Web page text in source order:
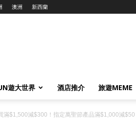
澳洲 新西蘭
遊大世界 酒店推介 旅遊MEME
滿$1,500減$300！指定萬聖節產品滿$1,000減$50